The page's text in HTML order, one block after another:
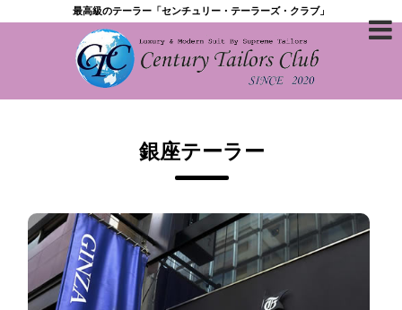
最高級のテーラー「センチュリー・テーラーズ・クラブ」
銀座テーラー